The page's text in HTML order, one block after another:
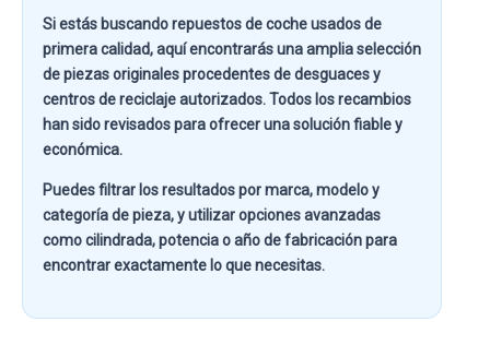
Si estás buscandorepuestos de coche usados de
primera calidad, aquí encontrarás una amplia selección
de piezas originales procedentes de desguaces y
centros de reciclaje autorizados. Todos los recambios
han sido revisados para ofrecer una solución fiable y
económica.
Puedes filtrar los resultados pormarca, modelo y
categoría de pieza, y utilizar opciones avanzadas
comocilindrada, potencia o año de fabricaciónpara
encontrar exactamente lo que necesitas.